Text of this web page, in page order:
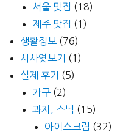
서울 맛집 (18)
제주 맛집 (1)
생활정보 (76)
시사엿보기
(1)
실제 후기
(5)
가구 (2)
과자, 스낵 (15)
아이스크림 (32)